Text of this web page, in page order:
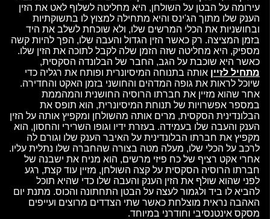
עירומה על הבטן על השולחן, היא מחליטה לשלוף לאט את הזין
הענק שלו מתוך הג'ינס והיא מתחילה למצוץ לו בתשוקתיות
ובחושניות את הכלי המרשים שלו, ולא שוכחת לשלב את היד
בזמן המציצה. רק כאשר הזין הגדול והעבה שלו, הפך להיות קשה
מספיק, היא מחליטה שזה הזמן שלה לקבל לתוכה את הזין שלו.
כאשר היא שוכבת על הגב, החבר של הבלונדה הסקסית,
מתחיל לזיין אותה בתנוחה המיסיונרית ופותח את רגליה כדי
שיוכל לראות את גופה המדהים והחושני בזמן האקט והחדירה.
אחר שהוא מזיין את חברתו הרוסיה החושנית והמהממת
במספר אפשרויות של תנוחת המיסיונרית, הוא תופס את
הבלונדינית הסקסית, מרים אותה מהשולחן ומקפיץ אותה על הזין
הענק והעבה שלו בעמידה. בעזרת ידיו וגופו השרירי והחסון, הוא
מקפיץ את חברתו הבלונדינית על האיבר הענק שלו וגורם לה
לרכב על הכלי שלו, מעלה מטה בצורה שהחברה שלו נתלית עליו.
אחרי אקט רציף של כח פיזי מרשים, הוא מניח את ישבנה של
חברתו הרוסיה הסקסית על קצה השולחן, מזיין עוד קצת, רגע
לפני שהוא שולף את הזין הענק והעבה שלו כדי שהיא תוכל
להביא לו ביד ולגמור לעצה על הבטן התחתונה והכוס. מתנת יום
האהבה נראית מוצלחת כאשר שתי הצדדים מרוצים ועייפים
מסקס אינטנסיבי וחודרני במיוחד.